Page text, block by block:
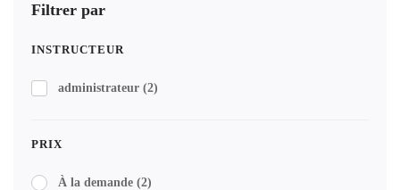
Filtrer par
INSTRUCTEUR
administrateur (2)
PRIX
À la demande (2)